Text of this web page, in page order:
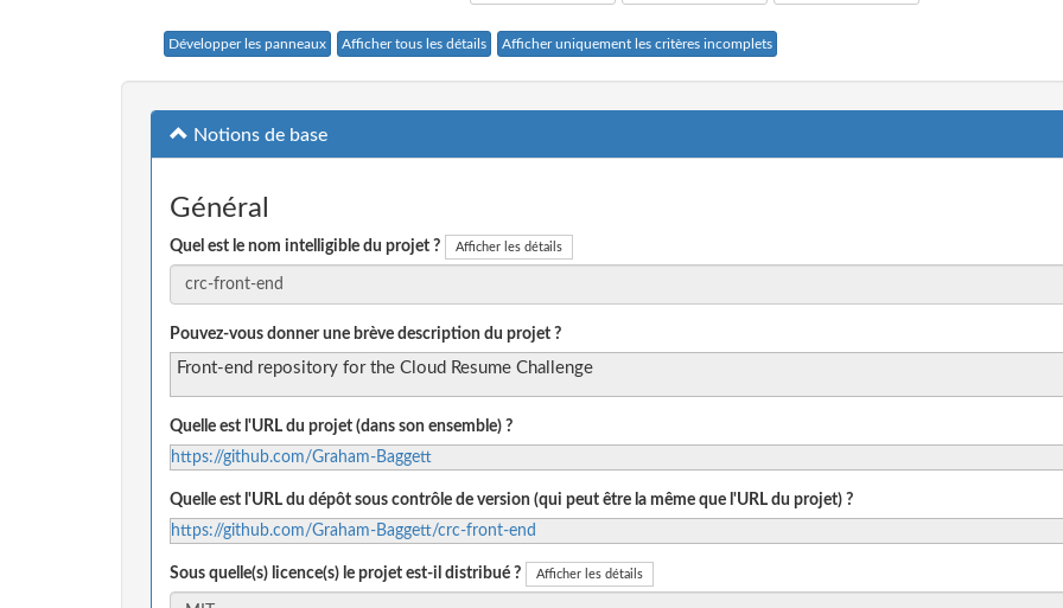
Développer les panneaux Afficher tous les détails Afficher uniquement les critères incomplets
Notions de base
Général
Quel est le nom intelligible du projet ? Afficher les détails
Pouvez-vous donner une brève description du projet ?
Front-end repository for the Cloud Resume Challenge
Quelle est l'URL du projet (dans son ensemble) ?
https://github.com/Graham-Baggett
Quelle est l'URL du dépôt sous contrôle de version (qui peut être la même que l'URL du projet) ?
https://github.com/Graham-Baggett/crc-front-end
Sous quelle(s) licence(s) le projet est-il distribué ? Afficher les détails